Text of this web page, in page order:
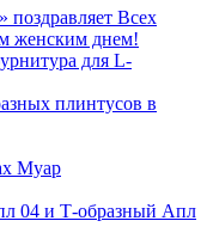
Всех
женским днем!
для L-
плинтусов в
Муар
04 и Т-образный Апл